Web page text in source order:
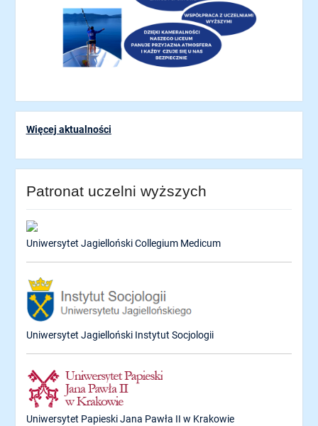
Więcej aktualności
Patronat uczelni wyższych
Uniwersytet Jagielloński Collegium Medicum
Uniwersytet Jagielloński Instytut Socjologii
Uniwersytet Papieski Jana Pawła II w Krakowie